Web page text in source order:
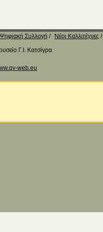
Ψηφιακή Συλλογή
Νέοι Καλλιτέχνες
Γ.Ι. Κατσίγρα
web.eu